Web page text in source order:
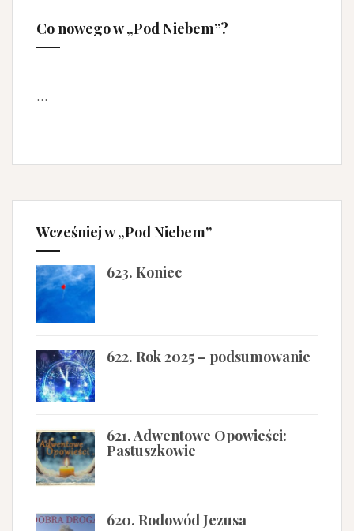
Co nowego w „Pod Niebem”?
…
Wcześniej w „Pod Niebem”
623. Koniec
622. Rok 2025 – podsumowanie
621. Adwentowe Opowieści:
Pastuszkowie
620. Rodowód Jezusa